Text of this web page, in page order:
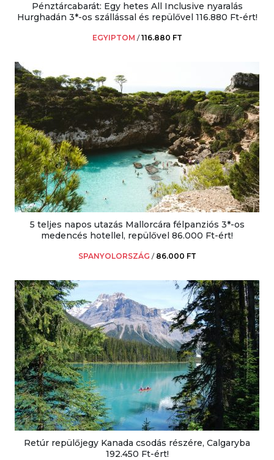
Pénztárcabarát: Egy hetes All Inclusive nyaralás
Hurghadán 3*-os szállással és repülővel 116.880 Ft-ért!
EGYIPTOM /116.880 FT
5 teljes napos utazás Mallorcára félpanziós 3*-os
medencés hotellel, repülővel 86.000 Ft-ért!
SPANYOLORSZÁG / 86.000 FT
Retúr repülőjegy Kanada csodás részére, Calgaryba
192.450 Ft-ért!